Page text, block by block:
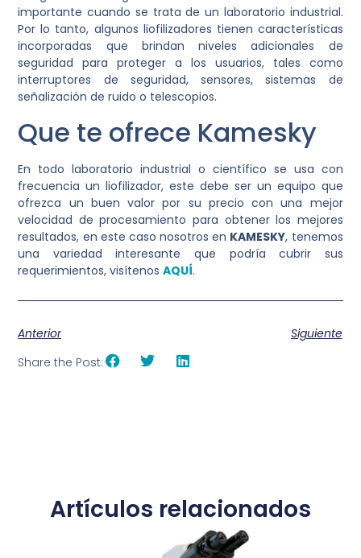
importante cuando se trata de un laboratorio industrial.
Por lo tanto, algunos liofilizadores tienen características
incorporadas que brindan niveles adicionales de
seguridad para proteger a los usuarios, tales como
interruptores de seguridad, sensores, sistemas de
señalización de ruido o telescopios.
Que te ofrece Kamesky
En todo laboratorio industrial o científico se usa con
frecuencia un liofilizador, este debe ser un equipo que
ofrezca un buen valor por su precio con una mejor
velocidad de procesamiento para obtener los mejores
resultados, en este caso nosotros en KAMESKY, tenemos
una variedad interesante que podría cubrir sus
requerimientos, visítenosAQUÍ.
Anterior
Siguiente
Share the Post:
Artículos relacionados